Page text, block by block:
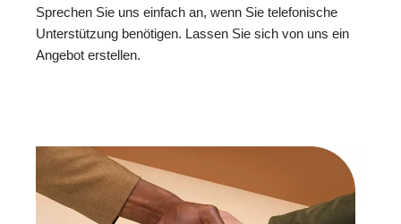
Sprechen Sie uns einfach an, wenn Sie telefonische
Unterstützung benötigen. Lassen Sie sich von uns ein
Angebot erstellen.